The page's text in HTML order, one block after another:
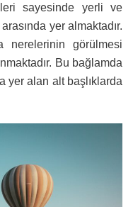
sayesinde yerli ve
yer almaktadır.
nerelerinin görülmesi
Bu bağlamda
yer alan alt başlıklarda